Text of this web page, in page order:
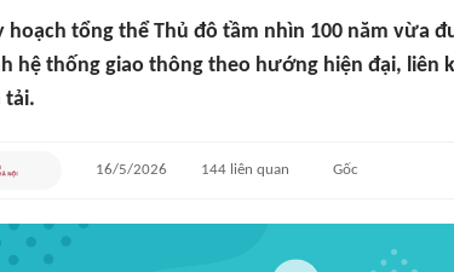
hoạch tổng thể Thủ đô tầm nhìn 100 năm vừa
hệ thống giao thông theo hướng hiện đại, liên
tải.
16/5/2026 144 liên quan Gốc